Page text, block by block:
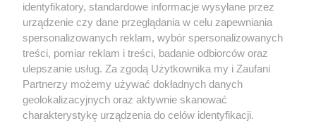
SIATKÓWKA
KMŚ siatkarzy w Polsce.
Gdzie zagrają najlepsze
drużyny?
identyfikatory, standardowe informacje wysyłane przez
urządzenie czy dane przeglądania w celu zapewniania
spersonalizowanych reklam, wybór spersonalizowanych
treści, pomiar reklam i treści, badanie odbiorców oraz
ulepszanie usług. Za zgodą Użytkownika my i Zaufani
Partnerzy możemy używać dokładnych danych
geolokalizacyjnych oraz aktywnie skanować
charakterystykę urządzenia do celów identyfikacji.